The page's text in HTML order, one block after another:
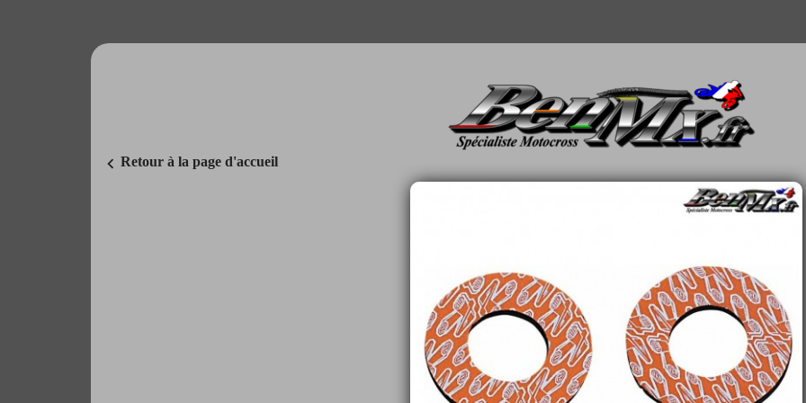
chevron_left Retour à la page d'accueil